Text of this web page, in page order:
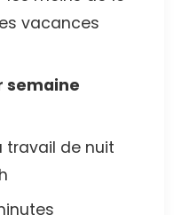
vacances
semaine
travail de nuit